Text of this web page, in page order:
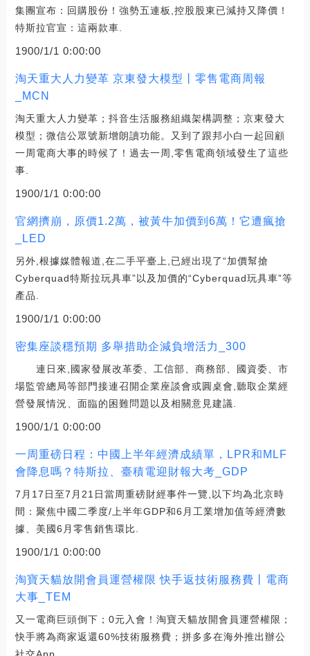
集團宣布：回購股份！強勢五連板,控股股東已減持又降價！
特斯拉官宣：這兩款車.
1900/1/1 0:00:00
淘天重大人力變革 京東發大模型丨零售電商周報
_MCN
淘天重大人力變革；抖音生活服務組織架構調整；京東發大
模型；微信公眾號新增朗讀功能。又到了跟邦小白一起回顧
一周電商大事的時候了！過去一周,零售電商領域發生了這些
事.
1900/1/1 0:00:00
官網擠崩，原價1.2萬，被黃牛加價到6萬！它遭瘋搶
_LED
另外,根據媒體報道,在二手平臺上,已經出現了“加價幫搶
Cyberquad特斯拉玩具車”以及加價的“Cyberquad玩具車”等
產品.
1900/1/1 0:00:00
密集座談穩預期 多舉措助企減負增活力_300
連日來,國家發展改革委、工信部、商務部、國資委、市
場監管總局等部門接連召開企業座談會或圓桌會,聽取企業經
營發展情況、面臨的困難問題以及相關意見建議.
1900/1/1 0:00:00
一周重磅日程：中國上半年經濟成績單，LPR和MLF
會降息嗎？特斯拉、臺積電迎財報大考_GDP
7月17日至7月21日當周重磅財經事件一覽,以下均為北京時
間：聚焦中國二季度/上半年GDP和6月工業增加值等經濟數
據、美國6月零售銷售環比.
1900/1/1 0:00:00
淘寶天貓放開會員運營權限 快手返技術服務費丨電商
大事_TEM
又一電商巨頭倒下；0元入會！淘寶天貓放開會員運營權限；
快手將為商家返還60%技術服務費；拼多多在海外推出辦公